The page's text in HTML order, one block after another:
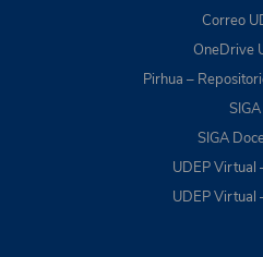
Correo
OneDrive
Pirhua –
SIGA
SIGA
UDEP Virtual
UDEP Virtual